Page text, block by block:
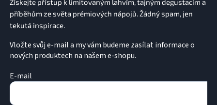
k
y
p
i
s
Vložte svůj e-mail a my vám budeme zasílat informace o
nových produktech na našem e-shopu.
E-mail